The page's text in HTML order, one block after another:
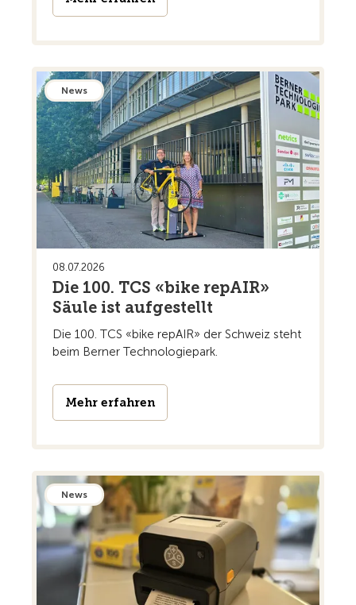
News
08.07.2026
Die 100. TCS «bike repAIR»
Säule ist aufgestellt
Die 100. TCS «bike repAIR» der Schweiz steht
beim Berner Technologiepark.
Mehr erfahren
News